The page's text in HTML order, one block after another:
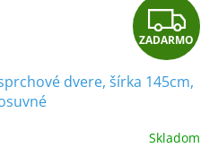
Z
A
D
A
ZADARMO
dvere, šírka 145cm,
Skladom